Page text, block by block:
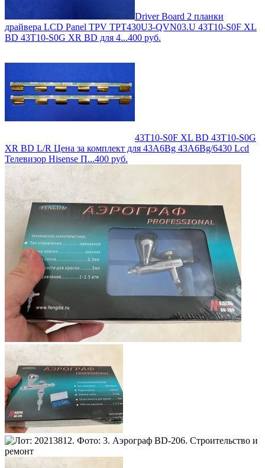
Driver Board 2 планки
драйвера LCD Panel TPV TPT430U3-QVN03.U 43T10-S0F XL
BD 43T10-S0G XR BD для 4...400 руб.
43T10-S0F XL BD 43T10-S0G
XR BD L/R Цена за комплект для 43A6Bg 43A6Bg/6430 Lcd
Телевизор Hisense П...400 руб.